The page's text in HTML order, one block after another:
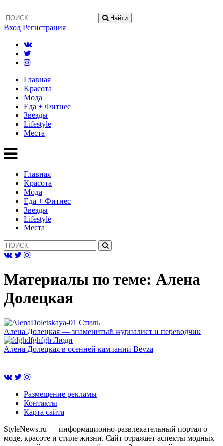
Найти
Вход Регистрация
Главная
Kрасота
Мода
Еда + Фитнес
Звезды
Lifestyle
Mеста
Главная
Kрасота
Мода
Еда + Фитнес
Звезды
Lifestyle
Mеста
Материалы по теме: Алена
Долецкая
Cтиль
Алена Долецкая — знаменитый журналист и переводчик
Люди
Алена Долецкая в осенней кампании Bevza
Размещение рекламы
Контакты
Карта сайта
StyleNews.ru — информационно-развлекательный портал о
моде, красоте и стиле жизни. Сайт отражает аспекты модных